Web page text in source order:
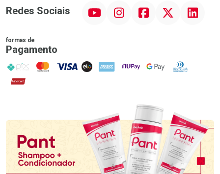
Redes Sociais InstagramFacebook Linkedin
formas de
Pagamento
PIX MasterCard
VISA ELO AMEX NuPay Google PayDiners Club
Hipercard
Promoção em Destaque